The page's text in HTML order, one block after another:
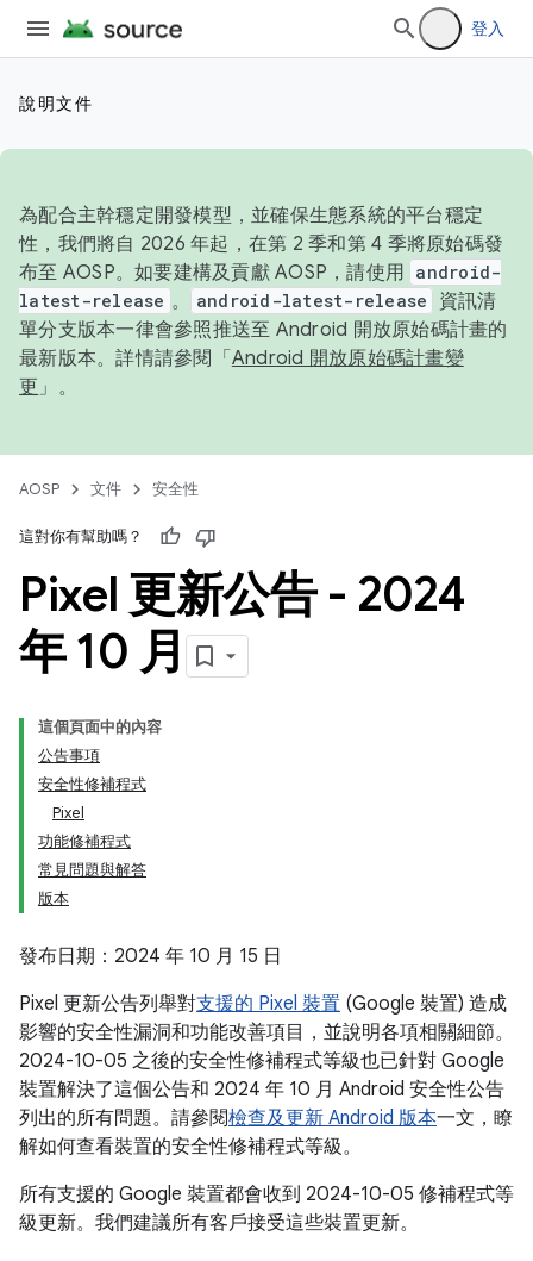
登入
說明文件
為配合主幹穩定開發模型，並確保生態系統的平台穩定
性，我們將自 2026 年起，在第 2 季和第 4 季將原始碼發
布至 AOSP。如要建構及貢獻 AOSP，請使用 android-
latest-release 。 android-latest-release
資訊清
單分支版本一律會參照推送至 Android 開放原始碼計畫的
最新版本。詳情請參閱「 Android 開放原始碼計畫變
更 」。
AOSP 文件 安全性
這對你有幫助嗎？
Pixel 更新公告 - 2024
年 10 月
這個頁面中的內容
公告事項
安全性修補程式
Pixel
功能修補程式
常見問題與解答
版本
發布日期：2024 年 10 月 15 日
Pixel 更新公告列舉對支援的 Pixel 裝置 (Google 裝置) 造成
影響的安全性漏洞和功能改善項目，並說明各項相關細節。
2024-10-05 之後的安全性修補程式等級也已針對 Google
裝置解決了這個公告和 2024 年 10 月 Android 安全性公告
列出的所有問題。請參閱檢查及更新 Android 版本一文，瞭
解如何查看裝置的安全性修補程式等級。
所有支援的 Google 裝置都會收到 2024-10-05 修補程式等
級更新。我們建議所有客戶接受這些裝置更新。